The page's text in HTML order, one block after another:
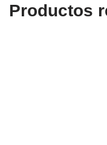
Productos